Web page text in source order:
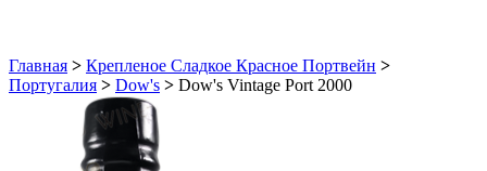
Главная > Крепленое Сладкое Красное Портвейн >
Португалия > Dow's > Dow's Vintage Port 2000